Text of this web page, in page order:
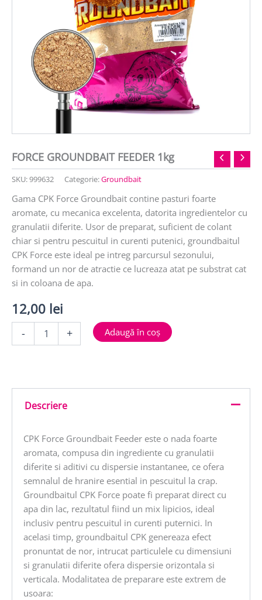
FORCE GROUNDBAIT FEEDER 1kg
SKU:999632 Categorie:Groundbait
Gama CPK Force Groundbait contine pasturi foarte
aromate, cu mecanica excelenta, datorita ingredientelor cu
granulatii diferite. Usor de preparat, suficient de colant
chiar si pentru pescuitul in curenti putenici, groundbaitul
CPK Force este ideal pe intreg parcursul sezonului,
formand un nor de atractie ce lucreaza atat pe substrat cat
si in coloana de apa.
12,00 lei
-
FORCE
+ Adaugă în coș
Descriere
CPK Force Groundbait Feeder este o nada foarte
aromata, compusa din ingrediente cu granulatii
diferite si aditivi cu dispersie instantanee, ce ofera
semnalul de hranire esential in pescuitul la crap.
Groundbaitul CPK Force poate fi preparat direct cu
apa din lac, rezultatul fiind un mix lipicios, ideal
inclusiv pentru pescuitul in curenti puternici. In
acelasi timp, groundbaitul CPK genereaza efect
pronuntat de nor, intrucat particulele cu dimensiuni
si granulatii diferite ofera dispersie orizontala si
verticala. Modalitatea de preparare este extrem de
usoara: